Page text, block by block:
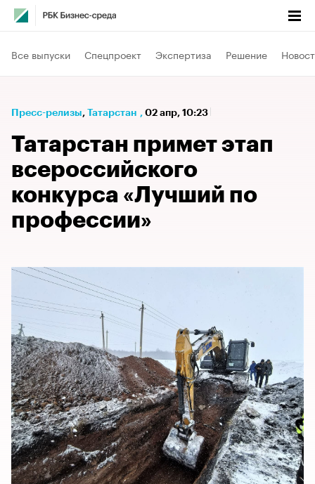
Все выпуски Спецпроект Экспертиза Решение
Пресс-релизы⁠, Татарстан , 02 апр, 10:23
Татарстан примет этап
всероссийского
конкурса «Лучший по
профессии»